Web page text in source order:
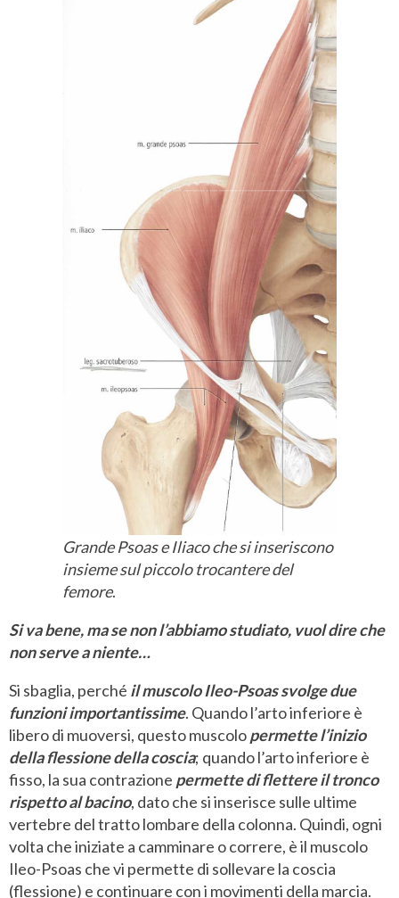
Grande Psoas e Iliaco che si inseriscono
insieme sul piccolo trocantere del
femore.
Si va bene, ma se non l’abbiamo studiato, vuol dire che
non serve a niente…
Si sbaglia, perché il muscolo Ileo-Psoas svolge due
funzioni importantissime. Quando l’arto inferiore è
libero di muoversi, questo muscolopermette l’inizio
della flessione della coscia; quando l’arto inferiore è
fisso, la sua contrazione permette di flettere il tronco
rispetto al bacino, dato che si inserisce sulle ultime
vertebre del tratto lombare della colonna. Quindi, ogni
volta che iniziate a camminare o correre, è il muscolo
Ileo-Psoas che vi permette di sollevare la coscia
(flessione) e continuare con i movimenti della marcia.